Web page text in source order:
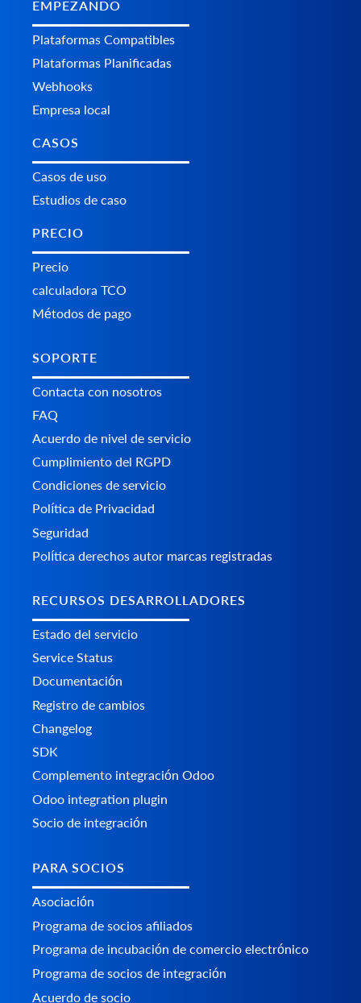
EMPEZANDO
Plataformas Сompatibles
Plataformas Planificadas
Webhooks
Empresa local
CASOS
Casos de uso
Estudios de caso
PRECIO
Precio
calculadora TCO
Métodos de pago
SOPORTE
Contacta con nosotros
FAQ
Acuerdo de nivel de servicio
Cumplimiento del RGPD
Condiciones de servicio
Política de Privacidad
Seguridad
Política derechos autor marcas registradas
RECURSOS DESARROLLADORES
Estado del servicio
Service Status
Documentación
Registro de cambios
Changelog
SDK
Complemento integración Odoo
Odoo integration plugin
Socio de integración
PARA SOCIOS
Asociación
Programa de socios afiliados
Programa de incubación de comercio electrónico
Programa de socios de integración
Acuerdo de socio